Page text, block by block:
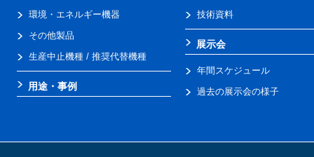
環境・エネルギー機器
その他製品
生産中止機種 / 推奨代替機種
用途・事例
技術資料
展示会
年間スケジュール
過去の展示会の様子